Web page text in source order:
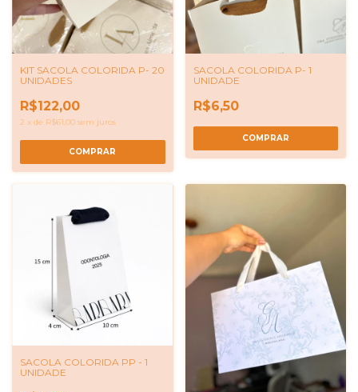
KIT SACOLA COLORIDA P- 20
UNIDADES
R$122,00
2 x de R$61,00 sem juros
COMPRAR
SACOLA COLORIDA P- 1
UNIDADE
R$6,50
COMPRAR
SACOLA COLORIDA PP - 1
UNIDADE